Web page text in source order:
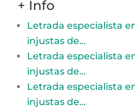
+ Info
Letrada especialista
injustas de…
Letrada especialista
injustas de…
Letrada especialista
injustas de…